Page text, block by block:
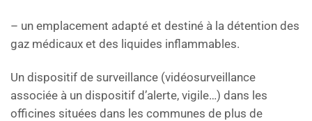
– un emplacement adapté et destiné à la détention des
gaz médicaux et des liquides inflammables.
Un dispositif de surveillance (vidéosurveillance
associée à un dispositif d’alerte, vigile…) dans les
officines situées dans les communes de plus de